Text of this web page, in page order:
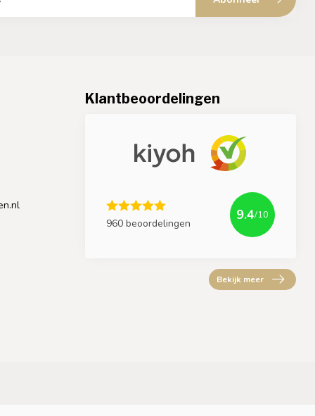
Klantbeoordelingen
960 beoordelingen
9.4/10
Bekijk meer